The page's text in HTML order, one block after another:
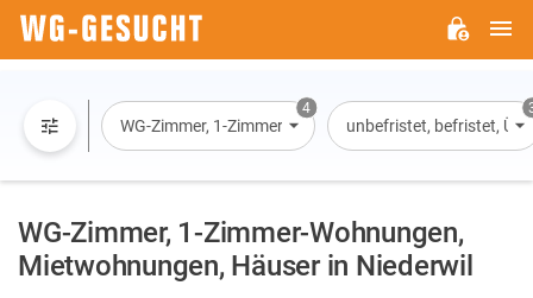
4
WG-Zimmer, 1-Zimmer-Wohnung, Wohnung, Haus
unbefristet, befristet,
WG-Zimmer, 1-Zimmer-Wohnungen,
Mietwohnungen, Häuser in Niederwil